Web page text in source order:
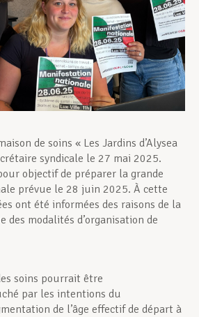
de soins « Les Jardins d’Alysea
syndicale le 27 mai 2025.
objectif de préparer la grande
prévue le 28 juin 2025. À cette
ont été informées des raisons de la
des modalités d’organisation de
soins pourrait être
par les intentions du
de l’âge effectif de départ à